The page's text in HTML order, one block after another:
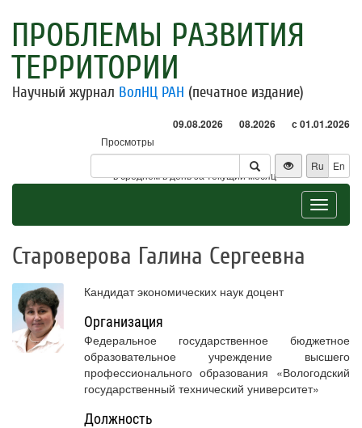
ПРОБЛЕМЫ РАЗВИТИЯ
ТЕРРИТОРИИ
Научный журнал ВолНЦ РАН (печатное издание)
09.08.2026 08.2026 с 01.01.2026
Просмотры
Посетители
* - в среднем в день за текущий месяц
Ru En
Toggle
Староверова Галина Сергеевна
Кандидат экономических наук доцент
Организация
Федеральное государственное бюджетное
образовательное учреждение высшего
профессионального образования «Вологодский
государственный технический университет»
Должность